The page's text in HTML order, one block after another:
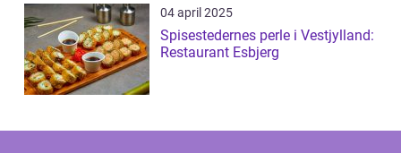
04 april 2025
Spisestedernes perle i Vestjylland:
Restaurant Esbjerg